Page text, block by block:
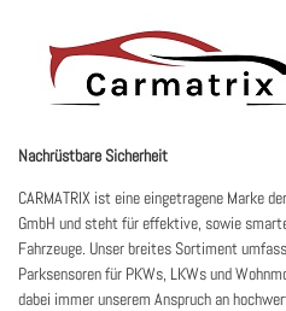
Nachrüstbare Sicherheit
CARMATRIX ist eine eingetragene Marke
GmbH und steht für effektive, sowie
Fahrzeuge. Unser breites Sortiment
Parksensoren für PKWs, LKWs und
dabei immer unserem Anspruch an